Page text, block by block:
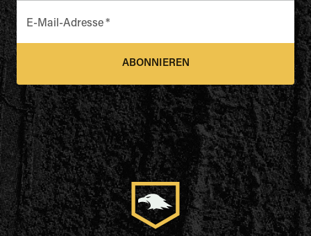
E-Mail-Adresse*
ABONNIEREN